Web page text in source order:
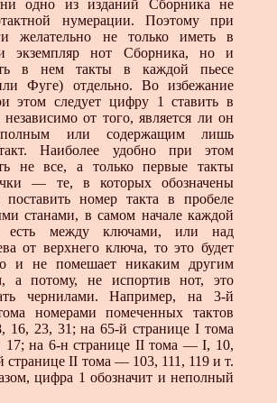
одно из изданий Сборника не
нумерации. Поэтому при
желательно не только иметь в
экземпляр нот Сборника, но и
в нем такты в каждой пьесе
Фуге) отдельно. Во избежание
этом следует цифру 1 ставить в
независимо от того, является ли он
или содержащим лишь
Наиболее удобно при этом
не все, а только первые такты
— те, в которых обозначены
номер такта в пробеле
станами, в самом начале каждой
есть между ключами, или над
от верхнего ключа, то это будет
и не помешает никаким другим
а потому, не испортив нот, это
чернилами. Например, на 3-й
номерами помеченных тактов
16, 23, 31; на 65-й странице I тома
на 6-н странице II тома — I, 10,
странице II тома — 103, 111, 119 и т.
цифра 1 обозначит и неполный